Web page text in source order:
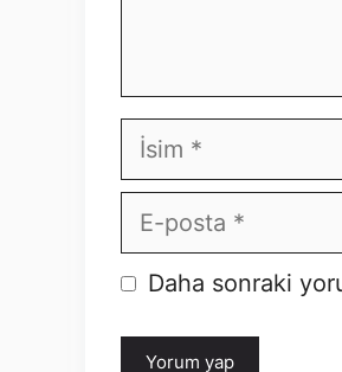
İsim
E-
posta
Daha sonraki